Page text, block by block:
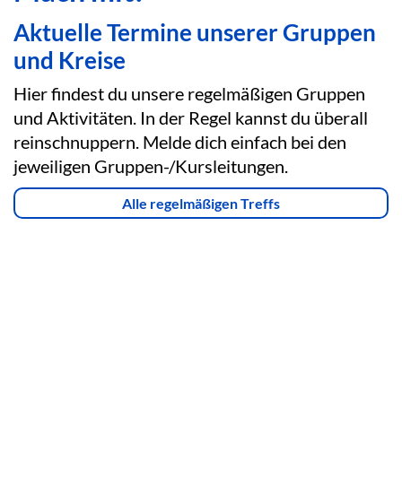
Aktuelle Termine unserer Gruppen
und Kreise
Hier findest du unsere regelmäßigen Gruppen
und Aktivitäten. In der Regel kannst du überall
reinschnuppern. Melde dich einfach bei den
jeweiligen Gruppen-/Kursleitungen.
Alle regelmäßigen Treffs